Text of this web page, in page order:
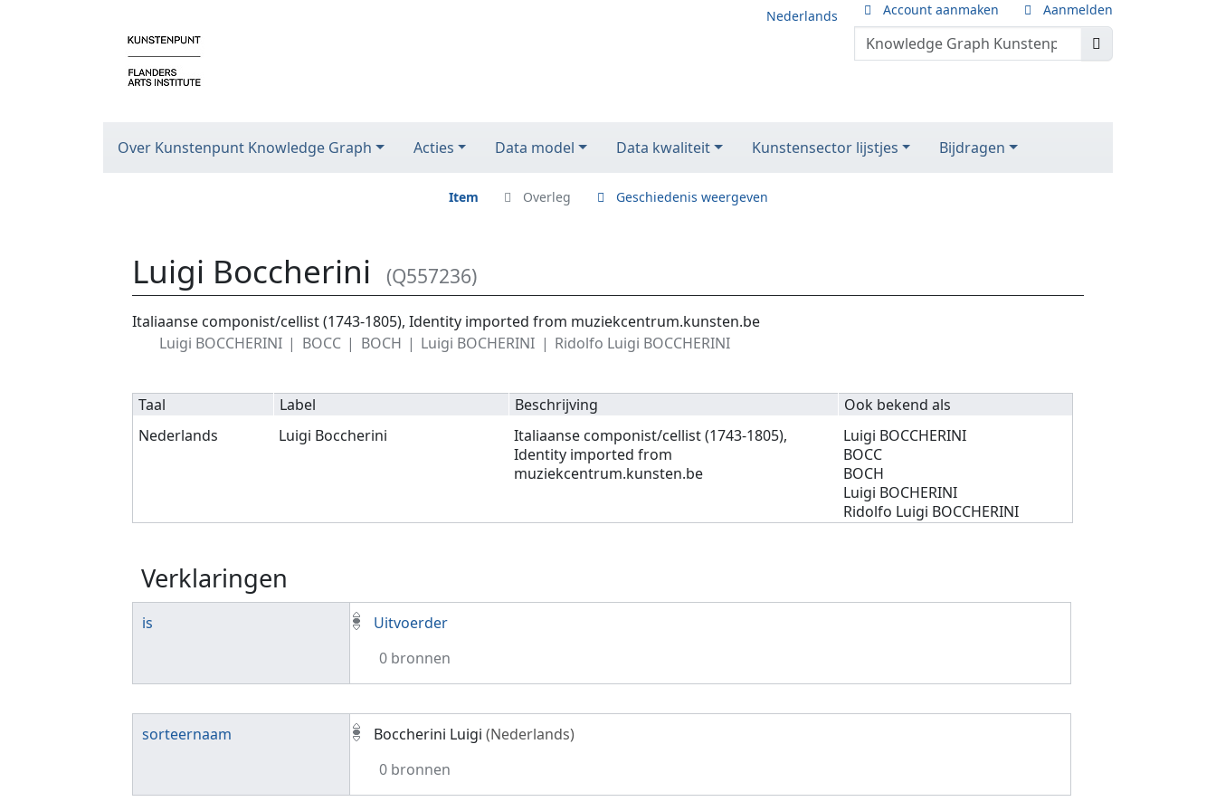
Nederlands Account aanmaken Aanmelden
Over Kunstenpunt Knowledge Graph Acties Data model Data kwaliteit Kunstensector lijstjes Bijdragen
Item Overleg Geschiedenis weergeven
Luigi Boccherini (Q557236)
Ga naar:navigatie,zoeken
Italiaanse componist/cellist (1743-1805), Identity imported from muziekcentrum.kunsten.be
Luigi BOCCHERINI
BOCC BOCH Luigi BOCHERINI Ridolfo Luigi BOCCHERINI
Taal Label Beschrijving
Ook bekend als
Nederlands
Luigi Boccherini
Italiaanse componist/cellist (1743-1805),
Identity imported from
muziekcentrum.kunsten.be
Luigi BOCCHERINI
BOCC
BOCH
Luigi BOCHERINI
Ridolfo Luigi BOCCHERINI
Verklaringen
is
Uitvoerder
0 bronnen
sorteernaam Boccherini Luigi (Nederlands)
0 bronnen